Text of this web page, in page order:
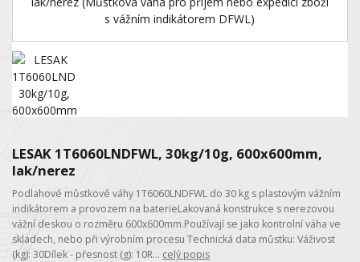
LESAK 1T6060LNDFWL, 30kg/10g, 600x600mm,
lak/nerez
Podlahové můstkové váhy 1T6060LNDFWL do 30 kg s plastovým vážním
indikátorem a provozem na baterieLakovaná konstrukce s nerezovou
vážní deskou o rozměru 600x600mm.Používají se jako kontrolní váha ve
skladech, nebo při výrobním procesu Technická data můstku: Váživost
(kg): 30Dílek - přesnost (g): 10R... celý popis